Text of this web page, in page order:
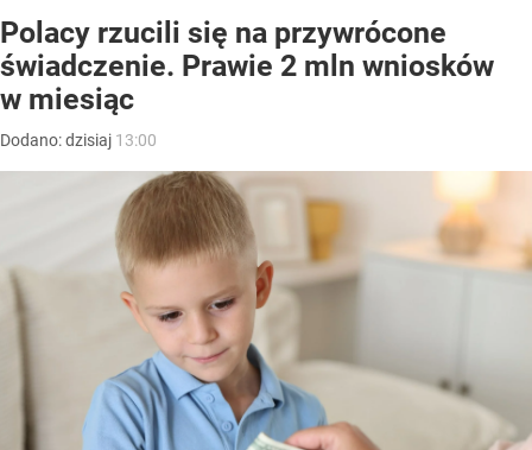
Polacy rzucili się na przywrócone
świadczenie. Prawie 2 mln wniosków
w miesiąc
Dodano:dzisiaj 13:00